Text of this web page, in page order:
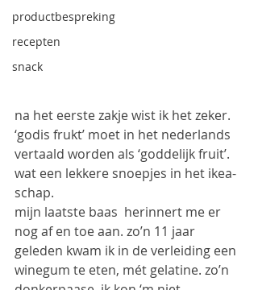
productbespreking
recepten
snack
na het eerste zakje wist ik het zeker.
‘godis frukt’ moet in het nederlands
vertaald worden als ‘goddelijk fruit’.
wat een lekkere snoepjes in het ikea-
schap.
mijn laatste baas  herinnert me er
nog af en toe aan. zo’n 11 jaar
geleden kwam ik in de verleiding een
winegum te eten, mét gelatine. zo’n